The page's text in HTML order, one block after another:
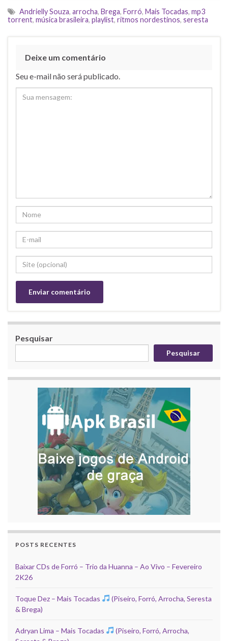
Andrielly Souza, arrocha, Brega, Forró, Mais Tocadas, mp3
torrent, música brasileira, playlist, ritmos nordestinos, seresta
Deixe um comentário
Seu e-mail não será publicado.
Pesquisar
Pesquisar
POSTS RECENTES
Baixar CDs de Forró – Trio da Huanna – Ao Vivo – Fevereiro
2K26
Toque Dez – Mais Tocadas
(Piseiro, Forró, Arrocha, Seresta
& Brega)
Adryan Lima – Mais Tocadas
(Piseiro, Forró, Arrocha,